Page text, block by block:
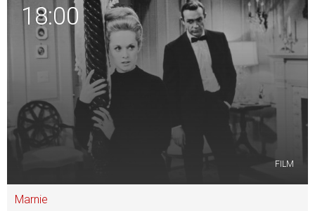
18:00
FILM
Marnie